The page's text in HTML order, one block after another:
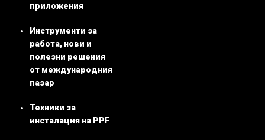
приложения
Инструменти за
работа, нови и
полезни решения
от международния
пазар
Техники за
инсталация на PPF